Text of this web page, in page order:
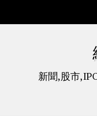
新聞,股市